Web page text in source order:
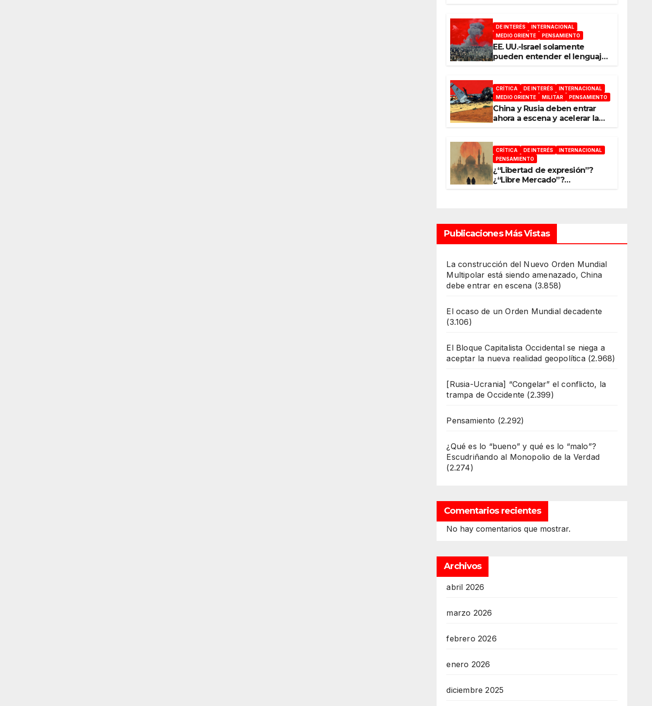
DE INTERÉS
INTERNACIONAL
MEDIO ORIENTE
PENSAMIENTO
EE. UU.-Israel solamente
pueden entender el lenguaje
CRÍTICA DE INTERÉS
INTERNACIONAL
MEDIO ORIENTE
MILITAR PENSAMIENTO
China y Rusia deben entrar
ahora a escena y acelerar la
CRÍTICA DE INTERÉS
INTERNACIONAL
PENSAMIENTO
¿“Libertad de expresión”?
¿“Libre Mercado”?
Publicaciones Más Vistas
La construcción del Nuevo Orden Mundial
Multipolar está siendo amenazado, China
debe entrar en escena (3.858)
El ocaso de un Orden Mundial decadente
(3.106)
El Bloque Capitalista Occidental se niega a
aceptar la nueva realidad geopolítica (2.968)
[Rusia-Ucrania] “Congelar” el conflicto, la
trampa de Occidente (2.399)
Pensamiento (2.292)
¿Qué es lo “bueno” y qué es lo “malo”?
Escudriñando al Monopolio de la Verdad
(2.274)
Comentarios recientes
No hay comentarios que mostrar.
Archivos
abril 2026
marzo 2026
febrero 2026
enero 2026
diciembre 2025